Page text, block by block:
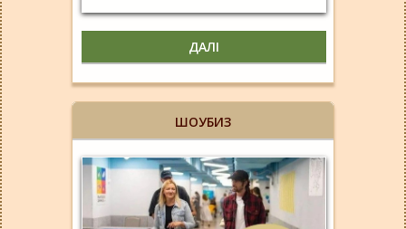
ДАЛІ
ШОУБИЗ